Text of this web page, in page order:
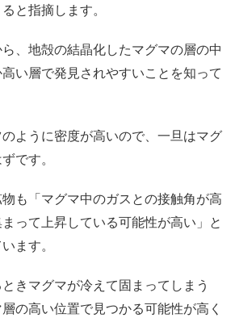
と指摘します。
、地殻の結晶化したマグマの層の中
い層で発見されやすいことを知って
ように密度が高いので、一旦はマグ
です。
も「マグマ中のガスとの接触角が高
って上昇している可能性が高い」と
ます。
きマグマが冷えて固まってしまう
の高い位置で見つかる可能性が高く